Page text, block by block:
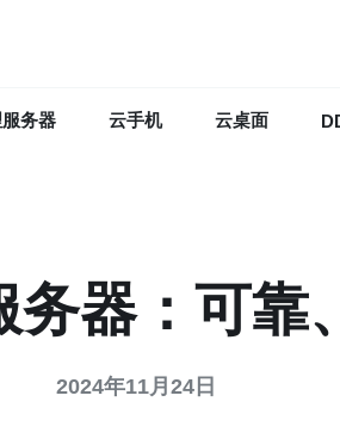
务器 云手机 云桌面
务器：可靠
2024年11月24日